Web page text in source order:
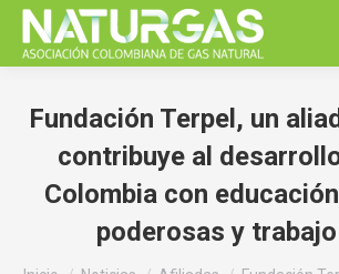
Fundación Terpel, un
contribuye al
Colombia con
poderosas y trabajo
Estás aquí: